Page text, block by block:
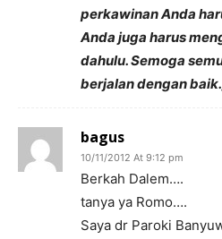
perkawinan Anda
Anda juga harus
dahulu. Semoga
berjalan dengan
bagus
10/11/2012 At 9:12 pm
Berkah Dalem….
tanya ya Romo….
Saya dr Paroki